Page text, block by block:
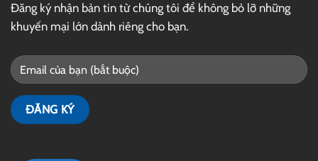
Đăng ký nhận bản tin từ chúng tôi để không bỏ lỡ những
khuyến mại lớn dành riêng cho bạn.